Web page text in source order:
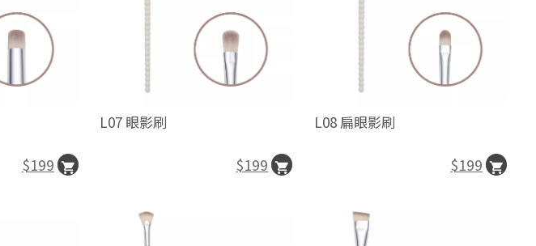
$199
L07 眼影刷
$199
L08 扁眼影刷
$199